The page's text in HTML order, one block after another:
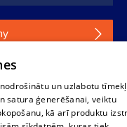
please fill in a
its parts or the
un uzlabotu
satura ģenerēšanai, veiktu
kā arī produktu